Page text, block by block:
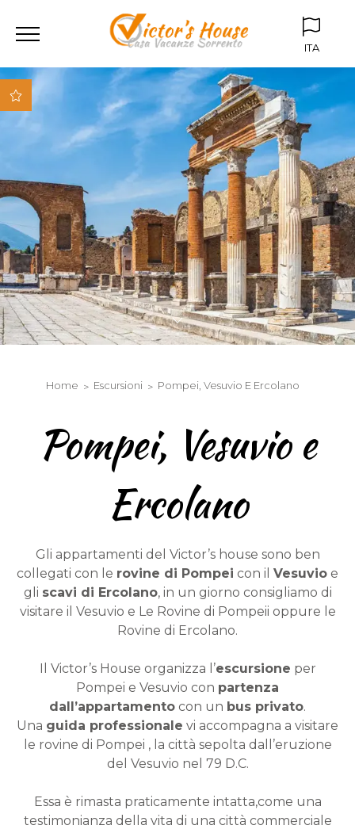
ITA
ENG
Parcheggio box
condominiale
Vicino al centro storico
Vicino alla spiaggia
Vicino a tutti i mezzi
di trasporto (stazione,
bus)
Appartamenti
attrezzati con i miglior
comfort
Fibra ottica
Home Escursioni Pompei, Vesuvio E Ercolano
Pompei, Vesuvio e
Ercolano
Gli appartamenti del Victor’s house sono ben
collegati con le rovine di Pompei con il Vesuvio e
gli scavi di Ercolano, in un giorno consigliamo di
visitare il Vesuvio e Le Rovine di Pompeii oppure le
Rovine di Ercolano.
Il Victor’s House organizza l’escursione per
Pompei e Vesuvio con partenza
dall’appartamento con un bus privato.
Una guida professionale vi accompagna a visitare
le rovine di Pompei , la città sepolta dall’eruzione
del Vesuvio nel 79 D.C.
Essa è rimasta praticamente intatta,come una
testimonianza della vita di una città commerciale